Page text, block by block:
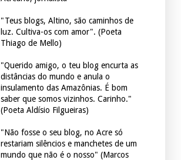
"Teus blogs, Altino, são caminhos de
luz. Cultiva-os com amor". (Poeta
Thiago de Mello)
"Querido amigo, o teu blog encurta as
distâncias do mundo e anula o
insulamento das Amazônias. É bom
saber que somos vizinhos. Carinho."
(Poeta Aldísio Filgueiras)
"Não fosse o seu blog, no Acre só
restariam silêncios e manchetes de um
mundo que não é o nosso" (Marcos